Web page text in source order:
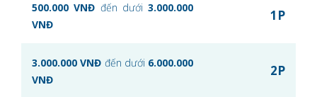
500.000 VNĐ đến dưới 3.000.000
VNĐ
1P
3.000.000 VNĐ đến dưới 6.000.000
VNĐ
2P